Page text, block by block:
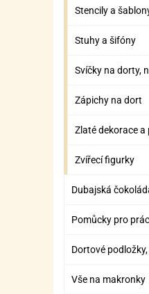
ZÁBAVNÉ
ZÁBAVNÍ
Stencily a
Stuhy a šifóny
Svíčky na dorty,
Zápichy na dort
Zlaté dekorace a
Zvířecí figurky
Dubajská
Pomůcky pro
Dortové
Vše na makronky